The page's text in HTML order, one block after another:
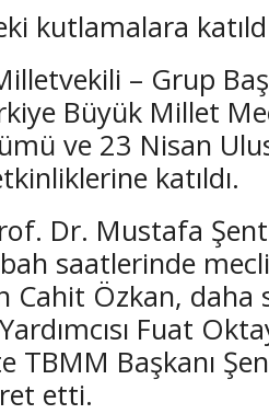
kutlamalara
– Grup
Büyük Millet
ve 23 Nisan
katıldı.
Dr. Mustafa
saatlerinde
Cahit Özkan, daha
Fuat
TBMM Başkanı
etti.